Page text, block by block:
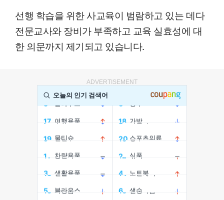
선행 학습을 위한 사교육이 범람하고 있는 데다
전문교사와 장비가 부족하고 교육 실효성에 대
한 의문까지 제기되고 있습니다.
ADVERTISEMENT